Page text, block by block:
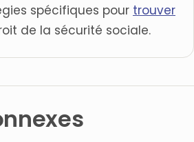
spécifiques pour trouver
de la sécurité sociale.